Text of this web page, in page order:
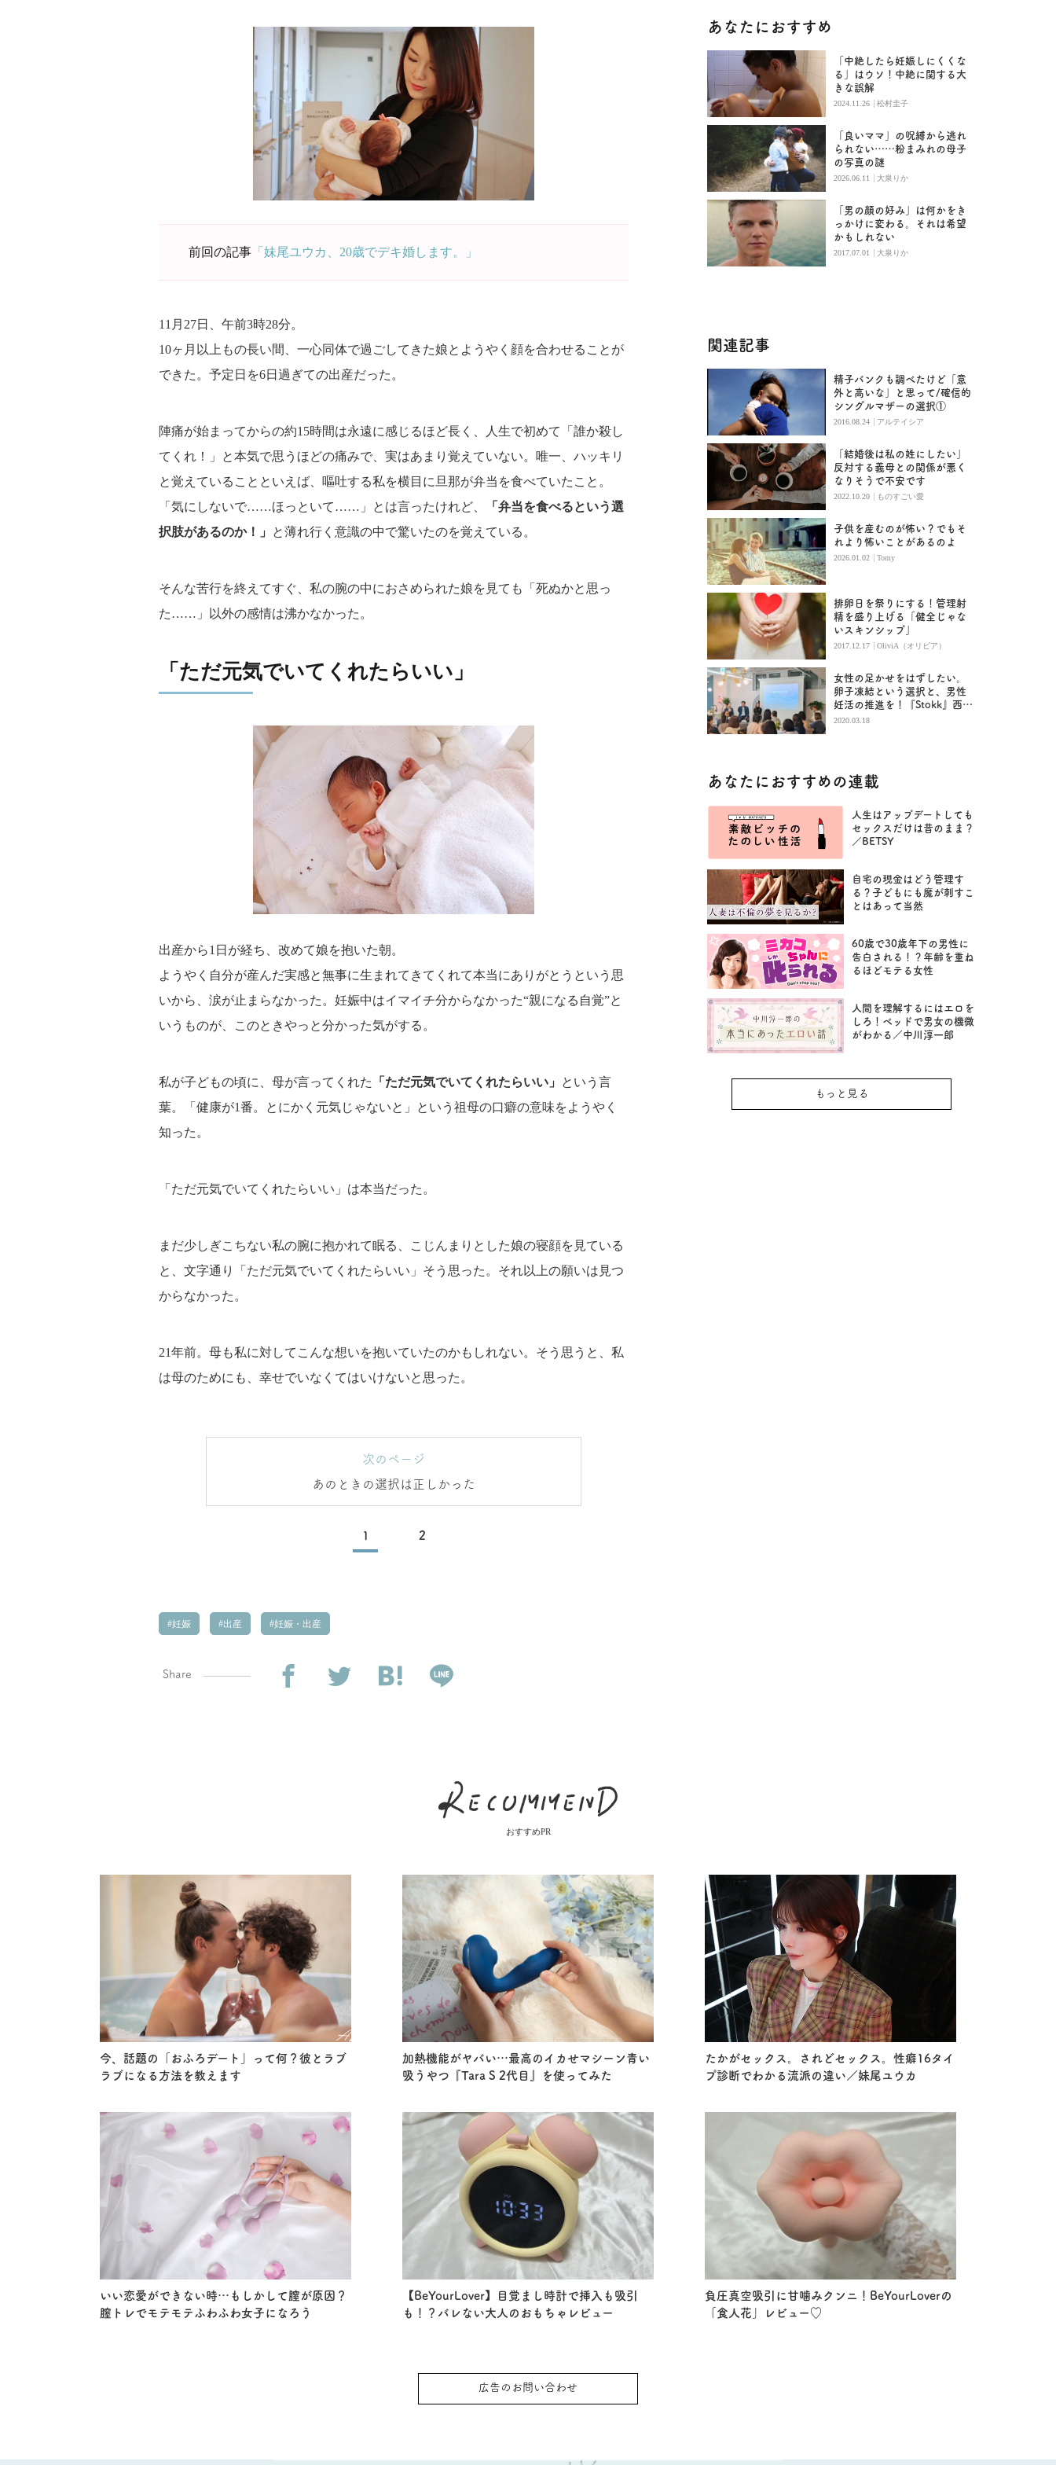
前回の記事「妹尾ユウカ、20歳でデキ婚します。」
11月27日、午前3時28分。
10ヶ月以上もの長い間、一心同体で過ごしてきた娘とようやく顔を合わせることが
できた。予定日を6日過ぎての出産だった。
陣痛が始まってからの約15時間は永遠に感じるほど長く、人生で初めて「誰か殺し
てくれ！」と本気で思うほどの痛みで、実はあまり覚えていない。唯一、ハッキリ
と覚えていることといえば、嘔吐する私を横目に旦那が弁当を食べていたこと。
「気にしないで……ほっといて……」とは言ったけれど、
「弁当を食べるという選
択肢があるのか！」
と薄れ行く意識の中で驚いたのを覚えている。
そんな苦行を終えてすぐ、私の腕の中におさめられた娘を見ても「死ぬかと思っ
た……」以外の感情は沸かなかった。
「ただ元気でいてくれたらいい」
出産から1日が経ち、改めて娘を抱いた朝。
ようやく自分が産んだ実感と無事に生まれてきてくれて本当にありがとうという思
いから、涙が止まらなかった。妊娠中はイマイチ分からなかった“親になる自覚”と
いうものが、このときやっと分かった気がする。
私が子どもの頃に、母が言ってくれた 「ただ元気でいてくれたらいい」
という言
葉。「健康が1番。とにかく元気じゃないと」という祖母の口癖の意味をようやく
知った。
「ただ元気でいてくれたらいい」は本当だった。
まだ少しぎこちない私の腕に抱かれて眠る、こじんまりとした娘の寝顔を見ている
と、文字通り「ただ元気でいてくれたらいい」そう思った。それ以上の願いは見つ
からなかった。
21年前。母も私に対してこんな想いを抱いていたのかもしれない。そう思うと、私
は母のためにも、幸せでいなくてはいけないと思った。
次のページ
あのときの選択は正しかった
1 2
妊娠 出産 妊娠・出産
Share
あなたにおすすめ
「中絶したら妊娠しにくくな
る」はウソ！中絶に関する大
きな誤解
2024.11.26 | 松村圭子
「良いママ」の呪縛から逃れ
られない……粉まみれの母子
の写真の謎
2026.06.11 | 大泉りか
「男の顔の好み」は何かをき
っかけに変わる。それは希望
かもしれない
2017.07.01 | 大泉りか
関連記事
精子バンクも調べたけど「意
外と高いな」と思って/確信的
シングルマザーの選択①
2016.08.24 | アルテイシア
「結婚後は私の姓にしたい」
反対する義母との関係が悪く
なりそうで不安です
2022.10.20 | ものすごい愛
子供を産むのが怖い？でもそ
れより怖いことがあるのよ
2026.01.02 | Tomy
排卵日を祭りにする！管理射
精を盛り上げる「健全じゃな
いスキンシップ」
2017.12.17 | OliviA（オリビア）
女性の足かせをはずしたい。
卵子凍結という選択と、男性
妊活の推進を！『Stokk』西史
織さん×『Seem』入澤諒さん
2020.03.18
あなたにおすすめの連載
人生はアップデートしても
セックスだけは昔のまま？
／BETSY
自宅の現金はどう管理す
る？子どもにも魔が刺すこ
とはあって当然
60歳で30歳年下の男性に
告白される！？年齢を重ね
るほどモテる女性
人間を理解するにはエロを
しろ！ベッドで男女の機微
がわかる／中川淳一郎
もっと見る
おすすめPR
今、話題の「おふろデート」って何？彼とラブ
ラブになる方法を教えます
加熱機能がヤバい…最高のイカせマシーン青い
吸うやつ『Tara S 2代目』を使ってみた
たかがセックス。されどセックス。性癖16タイ
プ診断でわかる流派の違い／妹尾ユウカ
いい恋愛ができない時…もしかして膣が原因？
膣トレでモテモテふわふわ女子になろう
【BeYourLover】目覚まし時計で挿入も吸引
も！？バレない大人のおもちゃレビュー
負圧真空吸引に甘噛みクンニ！BeYourLoverの
「食人花」レビュー♡
広告のお問い合わせ